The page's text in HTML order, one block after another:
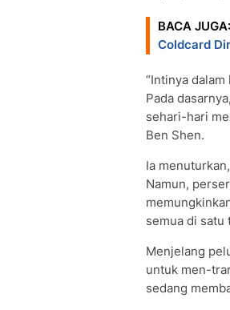
BACA JUGA:
Coldcard
“Intinya
Pada
sehari-hari
Ben Shen.
Ia
Namun,
semua di satu
Menjelang
untuk men-
sedang